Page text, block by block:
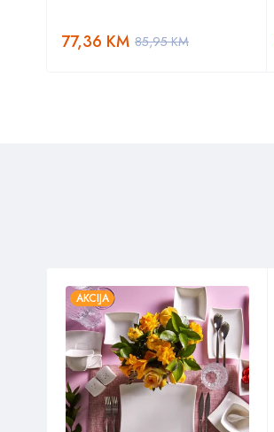
85,95KM
77,36 KM
AKCIJA